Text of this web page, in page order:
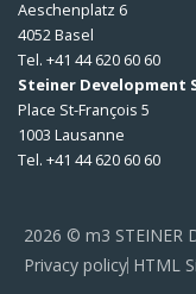
Aeschenplatz 6
4052 Basel
Tel. +41 44 620 60 60
Steiner Development
Place St-François 5
1003 Lausanne
Tel. +41 44 620 60 60
2026 © m3 STEINER
Privacy policy HTML